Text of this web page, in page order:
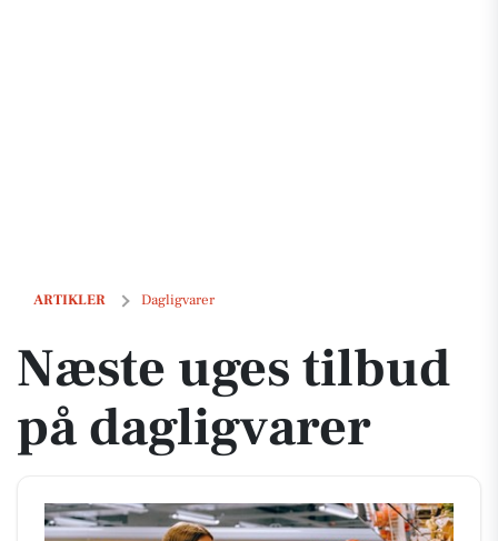
ARTIKLER Dagligvarer
Næste uges tilbud på dagligvarer
Næste uges tilbud
på dagligvarer